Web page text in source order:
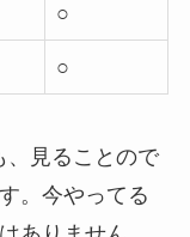
○
○
、見ることので
。今やってる